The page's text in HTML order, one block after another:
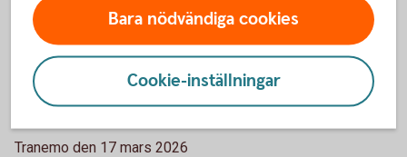
introduktion av flera nya medarbetare, förbättringsarbete
och mycket mer. Tack! Med medarbetarnas engagemang
och kompetens har vi tillsammans lyckats leverera ett av
de bästa åren i bankens historia.
Till sist - tack alla kunder för ett fantastiskt år!
Tranemo den 17 mars 2026
Bara nödvändiga cookies
Cookie-inställningar